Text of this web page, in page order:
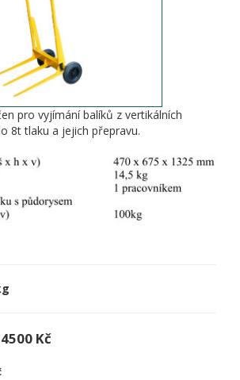
pro vyjímání balíků z vertikálních
8t tlaku a jejich přepravu.
4500 Kč